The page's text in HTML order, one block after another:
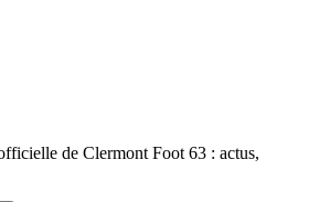
de Clermont Foot 63 : actus,